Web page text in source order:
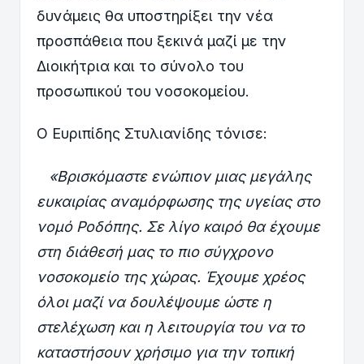
δυνάμεις θα υποστηρίξει την νέα
προσπάθεια που ξεκινά μαζί με την
Διοικήτρια και το σύνολο του
προσωπικού του νοσοκομείου.
Ο Ευριπίδης Στυλιανίδης τόνισε:
«Βρισκόμαστε ενώπιον μιας μεγάλης
ευκαιρίας αναμόρφωσης της υγείας στο
νομό Ροδόπης. Σε λίγο καιρό θα έχουμε
στη διάθεσή μας το πιο σύγχρονο
νοσοκομείο της χώρας. Έχουμε χρέος
όλοι μαζί να δουλέψουμε ώστε η
στελέχωση και η λειτουργία του να το
καταστήσουν χρήσιμο για την τοπική